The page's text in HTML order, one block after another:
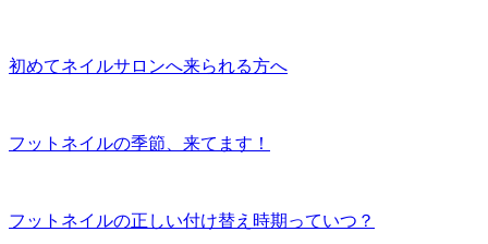
初めてネイルサロンへ来られる方へ
フットネイルの季節、来てます！
フットネイルの正しい付け替え時期っていつ？